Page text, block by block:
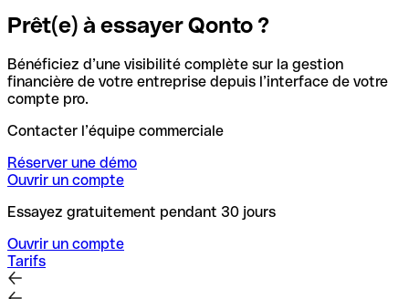
Prêt(e) à essayer Qonto ?
Bénéficiez d’une visibilité complète sur la gestion
financière de votre entreprise depuis l’interface de votre
compte pro.
Contacter l’équipe commerciale
Réserver une démo
Ouvrir un compte
Essayez gratuitement pendant 30 jours
Ouvrir un compte
Tarifs